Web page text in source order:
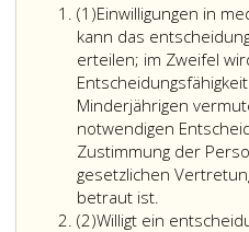
(1)Absatz
eins
Einwilligungen in
kann das
erteilen; im Zweifel
Minderjährigen
notwendigen
Zustimmung der
gesetzlichen
betraut ist.
(2)Absatz
Willigt ein